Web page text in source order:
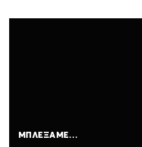
ΜΠΛΈΞΑΜΕ…